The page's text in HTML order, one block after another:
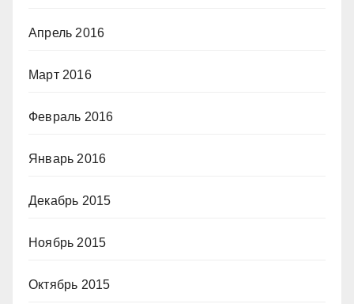
Апрель 2016
Март 2016
Февраль 2016
Январь 2016
Декабрь 2015
Ноябрь 2015
Октябрь 2015